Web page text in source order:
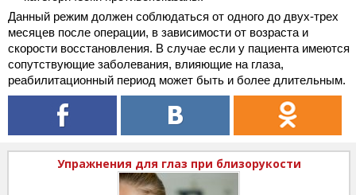
Данный режим должен соблюдаться от одного до двух-трех
месяцев после операции, в зависимости от возраста и
скорости восстановления. В случае если у пациента имеются
сопутствующие заболевания, влияющие на глаза,
реабилитационный период может быть и более длительным.
Упражнения для глаз при близорукости